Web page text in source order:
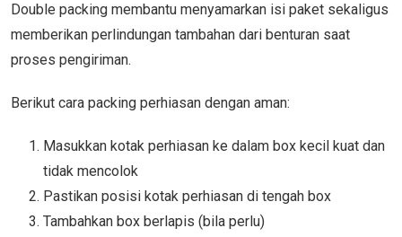
Double packing membantu menyamarkan isi paket sekaligus
memberikan perlindungan tambahan dari benturan saat
proses pengiriman.
Berikut cara packing perhiasan dengan aman:
Masukkan kotak perhiasan ke dalam box kecil kuat dan
tidak mencolok
Pastikan posisi kotak perhiasan di tengah box
Tambahkan box berlapis (bila perlu)